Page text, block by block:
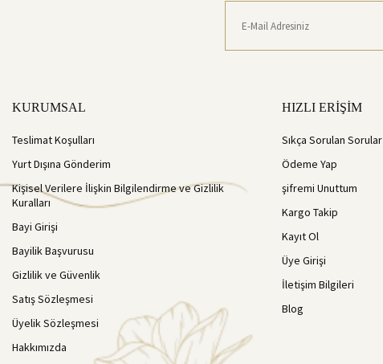
KURUMSAL
Teslimat Koşulları
Yurt Dışına Gönderim
Kişisel Verilere İlişkin Bilgilendirme ve Gizlilik
Kuralları
Bayi Girişi
Bayilik Başvurusu
Gizlilik ve Güvenlik
Satış Sözleşmesi
Üyelik Sözleşmesi
Hakkımızda
HIZLI ERİŞİM
Sıkça Sorulan Sorular
Ödeme Yap
şifremi Unuttum
Kargo Takip
Kayıt Ol
Üye Girişi
İletişim Bilgileri
Blog